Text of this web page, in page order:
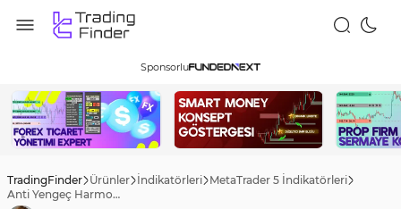
Sponsorlu
TradingFinder Ürünler İndikatörleri MetaTrader 5 İndikatörleri
Anti Yengeç Harmonik Desen Göstergesi MT5 İndir - [TradingFinder]